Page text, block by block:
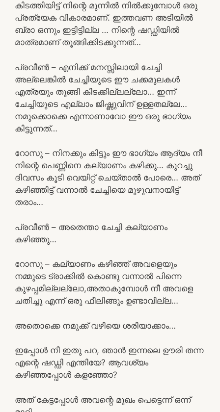
കിടത്തിയിട്ട് നിന്റെ മുന്നിൽ നിൽക്കുമ്പോൾ ഒരു
പ്രത്യേക വികാരമാണ്. ഇത്തവണ അടിയിൽ
ബ്രാ ഒന്നും ഇട്ടിട്ടില്ല … നിന്റെ ഷഡ്ഡിയിൽ
മാത്രമാണ് തൂങ്ങിക്കിടക്കുന്നത്…
പ്രവീൺ – എനിക്ക് മനസ്സിലായി ചേച്ചി
അല്ലെങ്കിൽ ചേച്ചിയുടെ ഈ ചക്കമുലകൾ
എത്രയും തൂങ്ങി കിടക്കില്ലല്ലോ… ഇന്ന്
ചേച്ചിയുടെ എല്ലാം ജിഷ്ണുവിന് ഉള്ളതല്ലേ…
നമുക്കൊക്കെ എന്നാണാവോ ഈ ഒരു ഭാഗ്യം
കിട്ടുന്നത്…
റോസു – നിനക്കും കിട്ടും ഈ ഭാഗ്യം ആദ്യം നീ
നിന്റെ പെണ്ണിനെ കല്യാണം കഴിക്കു… കുറച്ചു
ദിവസം കൂടി വെയിറ്റ് ചെയ്താൽ പോരെ… അത്
കഴിഞ്ഞിട്ട് വന്നാൽ ചേച്ചിയെ മുഴുവനായിട്ട്
തരാം…
പ്രവീൺ – അതെന്താ ചേച്ചി കല്യാണം
കഴിഞ്ഞു…
റോസു – കല്യാണം കഴിഞ്ഞ് അവളെയും
നമ്മുടെ ട്രാക്കിൽ കൊണ്ടു വന്നാൽ പിന്നെ
കുഴപ്പമില്ലല്ലോ,അതാകുമ്പോൾ നീ അവളെ
ചതിച്ചു എന്ന് ഒരു ഫീലിങ്ങും ഉണ്ടാവില്ല…
അതൊക്കെ നമുക്ക് വഴിയെ ശരിയാക്കാം…
ഇപ്പോൾ നീ ഇതു പറ, ഞാൻ ഇന്നലെ ഊരി തന്ന
എന്റെ ഷഡ്ഡി എന്തിയേ? ആവശ്യം
കഴിഞ്ഞപ്പോൾ കളഞ്ഞോ?
അത് കേട്ടപ്പോൾ അവന്റെ മുഖം പെട്ടെന്ന് ഒന്ന്